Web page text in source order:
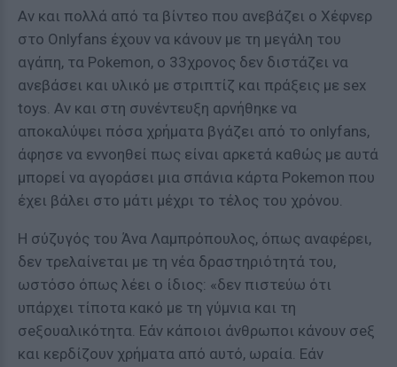
Αν και πολλά από τα βίντεο που ανεβάζει ο Χέφνερ
στο Onlyfans έχουν να κάνουν με τη μεγάλη του
αγάπη, τα Pokemon, ο 33χρονος δεν διστάζει να
ανεβάσει και υλικό με στριπτίζ και πράξεις με sex
toys. Αν και στη συνέντευξη αρνήθηκε να
αποκαλύψει πόσα χρήματα βγάζει από το onlyfans,
άφησε να εννοηθεί πως είναι αρκετά καθώς με αυτά
μπορεί να αγοράσει μια σπάνια κάρτα Pokemon που
έχει βάλει στο μάτι μέχρι το τέλος του χρόνου.
Η σύζυγός του Άνα Λαμπρόπουλος, όπως αναφέρει,
δεν τρελαίνεται με τη νέα δραστηριότητά του,
ωστόσο όπως λέει ο ίδιος: «δεν πιστεύω ότι
υπάρχει τίποτα κακό με τη γύμνια και τη
σeξουαλικότητα. Εάν κάποιοι άνθρωποι κάνουν σeξ
και κερδίζουν χρήματα από αυτό, ωραία. Εάν